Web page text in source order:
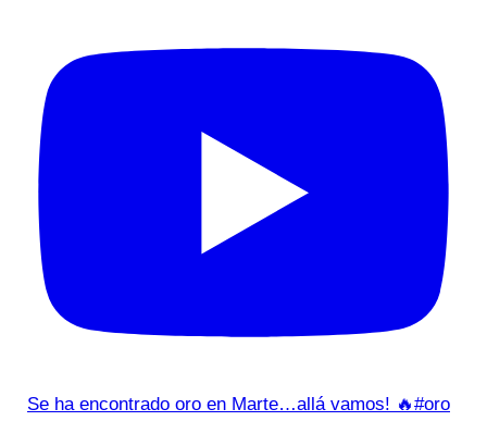
Se ha encontrado oro en Marte…allá vamos! 🔥#oro